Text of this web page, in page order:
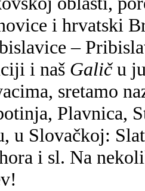
i hrvatski
–
i naš Galiču
sretamo
Plavnica,
u Slovačkoj:
i sl. Na